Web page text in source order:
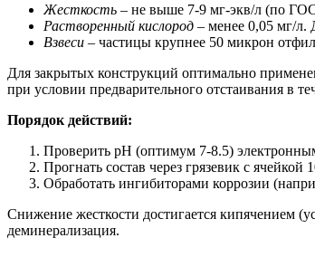
Жесткость – не выше 7-9 мг-экв/л (по
Растворенный кислород – менее 0,05 мг/л.
Взвеси – частицы крупнее 50 микрон
Для закрытых конструкций оптимально
при условии предварительного отстаивания в
Порядок действий:
Проверить pH (оптимум 7-8.5)
Прогнать состав через грязевик с ячейкой
Обработать ингибиторами коррозии
Снижение жесткости достигается кипячением
деминерализация.